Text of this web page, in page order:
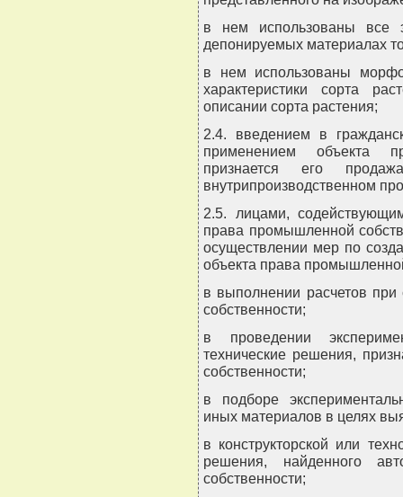
в нем использованы все
депонируемых материалах
в нем использованы
характеристики сорта
описании сорта растения;
2.4. введением в
применением объекта
признается его
внутрипроизводственном
2.5. лицами,
права промышленной
осуществлении мер по
объекта права
в выполнении расчетов
собственности;
в проведении
технические решения,
собственности;
в подборе
иных материалов в целях
в конструкторской или
решения, найденного
собственности;